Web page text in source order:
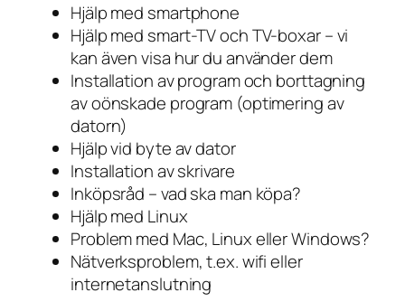
Hjälp med smartphone
Hjälp med smart-TV och TV-boxar – vi
kan även visa hur du använder dem
Installation av program och borttagning
av oönskade program (optimering av
datorn)
Hjälp vid byte av dator
Installation av skrivare
Inköpsråd – vad ska man köpa?
Hjälp med Linux
Problem med Mac, Linux eller Windows?
Nätverksproblem, t.ex. wifi eller
internetanslutning